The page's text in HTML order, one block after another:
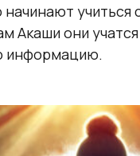
начинают
Акаши они
информацию.